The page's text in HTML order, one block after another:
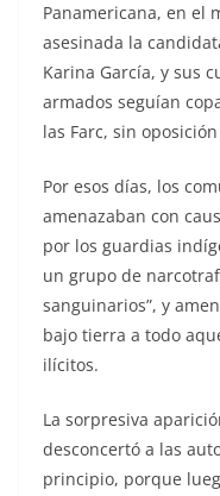
Panamericana, en el
asesinada la
Karina García, y sus
armados seguían
las Farc, sin
Por esos días, los
amenazaban con
por los guardias
un grupo de
sanguinarios”, y
bajo tierra a todo
ilícitos.
La sorpresiva
desconcertó a las
principio, porque